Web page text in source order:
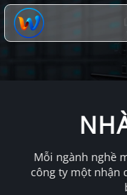
Chuyển
đến
dung
Mỗi ngành nghề
công ty một nhận